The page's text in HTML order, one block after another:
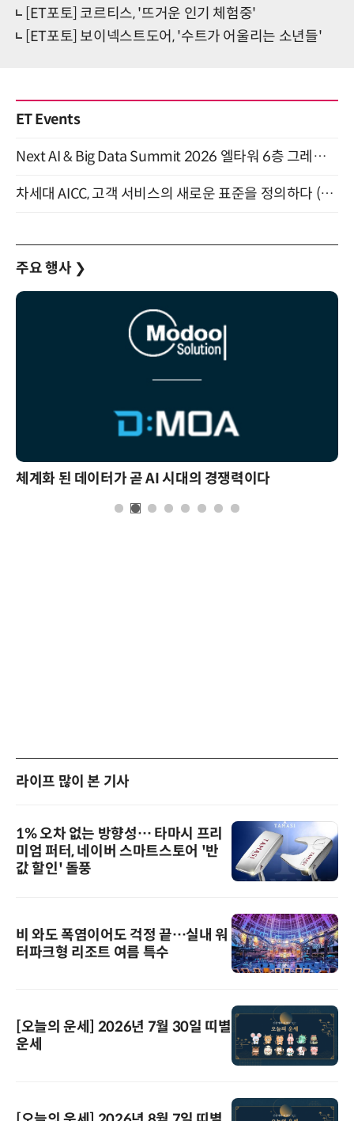
[ET포토] 코르티스, '뜨거운 인기 체험중'
[ET포토] 보이넥스트도어, '수트가 어울리는 소년들'
ET Events
Next AI & Big Data Summit 2026 엘타워 6층 그레이스홀 개최 (9/18)
차세대 AICC, 고객 서비스의 새로운 표준을 정의하다 (9/9)
주요 행사 ❯
체계화 된 데이터가 곧 AI 시대의 경쟁력이다
라이프 많이 본 기사
1% 오차 없는 방향성… 타마시 프리
미엄 퍼터, 네이버 스마트스토어 '반
값 할인' 돌풍
비 와도 폭염이어도 걱정 끝…실내 워
터파크형 리조트 여름 특수
[오늘의 운세] 2026년 7월 30일 띠별
운세